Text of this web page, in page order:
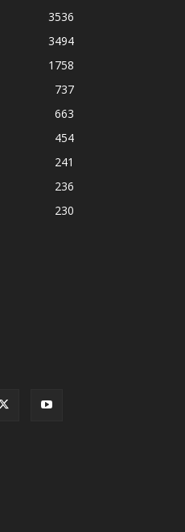
3536
3494
1758
737
663
454
241
236
230